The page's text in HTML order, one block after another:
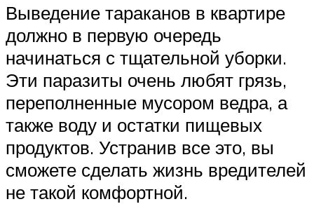
Выведение тараканов в квартире
должно в первую очередь
начинаться с тщательной уборки.
Эти паразиты очень любят грязь,
переполненные мусором ведра, а
также воду и остатки пищевых
продуктов. Устранив все это, вы
сможете сделать жизнь вредителей
не такой комфортной.